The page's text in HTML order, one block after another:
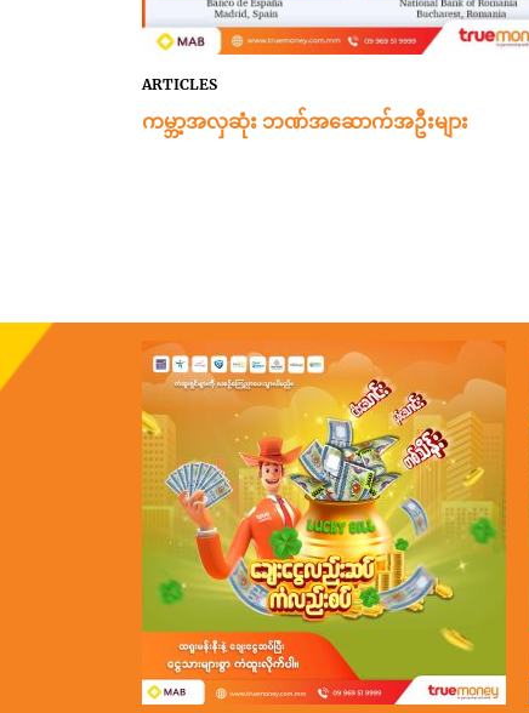
ARTICLES
ကမ္ဘာ့အလှဆုံး ဘဏ်အဆောက်အဦးများ